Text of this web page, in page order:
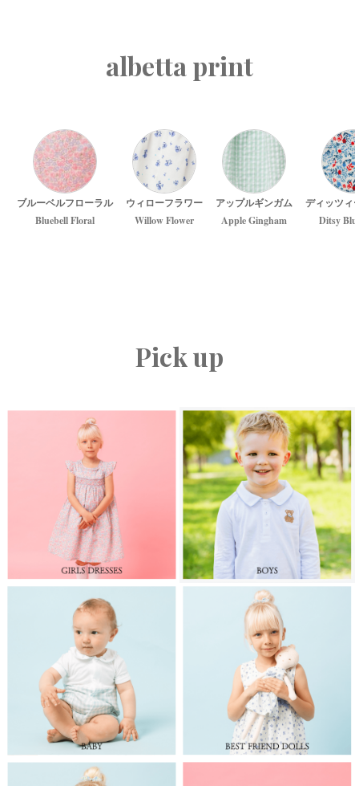
albetta print
ブルーベルフローラル
Bluebell Floral
ウィローフラワー
Willow Flower
アップルギンガム
Apple Gingham
ディッツィ
Ditsy
Pick up